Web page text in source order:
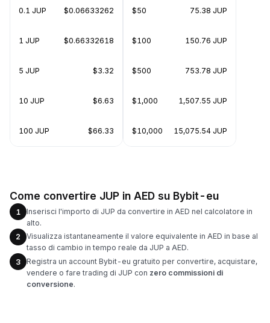
0.1 JUP $0.06633262
1 JUP $0.66332618
5 JUP $3.32
10 JUP $6.63
100 JUP $66.33
$50 75.38 JUP
$100 150.76 JUP
$500 753.78 JUP
$1,000 1,507.55 JUP
$10,000 15,075.54 JUP
Come convertire JUP in AED su Bybit-eu
1
Inserisci l'importo di JUP da convertire in AED nel calcolatore in
alto.
2
Visualizza istantaneamente il valore equivalente in AED in base al
tasso di cambio in tempo reale da JUP a AED.
3
Registra un account Bybit-eu gratuito per convertire, acquistare,
vendere o fare trading di JUP con zero commissioni di
conversione.